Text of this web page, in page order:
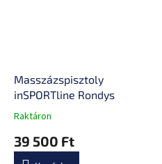
Masszázspisztoly
inSPORTline Rondys
A
átlagos
értékelése
Raktáron
39 500 Ft